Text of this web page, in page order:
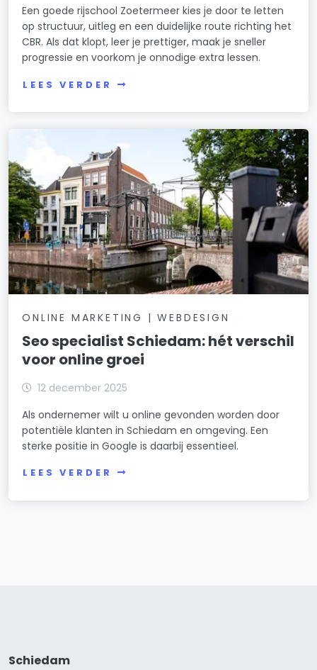
Een goede rijschool Zoetermeer kies je door te letten
op structuur, uitleg en een duidelijke route richting het
CBR. Als dat klopt, leer je prettiger, maak je sneller
progressie en voorkom je onnodige extra lessen.
LEES VERDER
ONLINE MARKETING | WEBDESIGN
Seo specialist Schiedam: hét verschil
voor online groei
12 december 2025
Als ondernemer wilt u online gevonden worden door
potentiële klanten in Schiedam en omgeving. Een
sterke positie in Google is daarbij essentieel.
LEES VERDER
Schiedam